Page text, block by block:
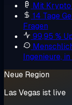
Mit
14 Tage
Fragen
99,95 %
Ingenieure,
Neue Region
Las Vegas ist live